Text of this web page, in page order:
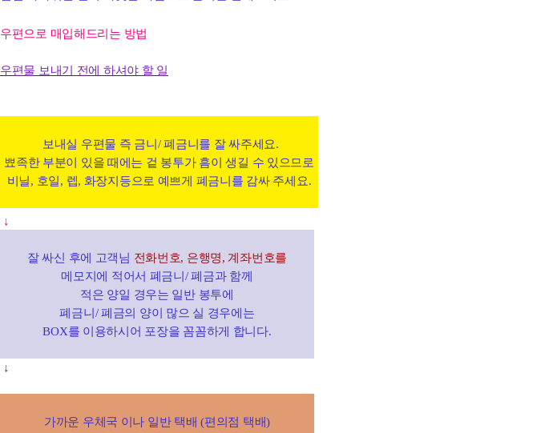
우편으로 매입해드리는 방법
우편물 보내기 전에 하셔야 할 일
보내실 우편물 즉 금니/ 폐금니를 잘 싸주세요.
뾰족한 부분이 있을 때에는 겉 봉투가 흠이 생길 수 있으므로
비닐, 호일, 렙, 화장지등으로 예쁘게 폐금니를 감싸 주세요.
↓
잘 싸신 후에 고객님 전화번호, 은행명, 계좌번호를
메모지에 적어서 폐금니/ 폐금과 함께
적은 양일 경우는 일반 봉투에
폐금니/ 폐금의 양이 많으 실 경우에는
BOX를 이용하시어 포장을 꼼꼼하게 합니다.
↓
가까운 우체국 이나 일반 택배 (편의점 택배)